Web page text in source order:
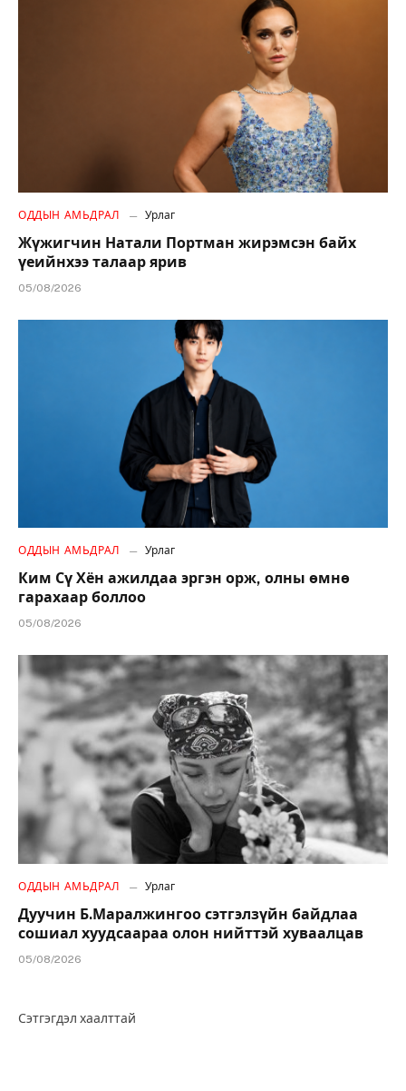
ОДДЫН АМЬДРАЛ Урлаг
Жүжигчин Натали Портман жирэмсэн байх
үеийнхээ талаар ярив
05/08/2026
ОДДЫН АМЬДРАЛ Урлаг
Ким Сү Хён ажилдаа эргэн орж, олны өмнө
гарахаар боллоо
05/08/2026
ОДДЫН АМЬДРАЛ Урлаг
Дуучин Б.Маралжингоо сэтгэлзүйн байдлаа
сошиал хуудсаараа олон нийттэй хуваалцав
05/08/2026
Сэтгэгдэл хаалттай